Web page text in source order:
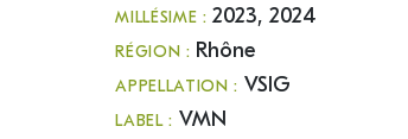
MILLÉSIME :2023, 2024
RÉGION : Rhône
APPELLATION : VSIG
LABEL : VMN